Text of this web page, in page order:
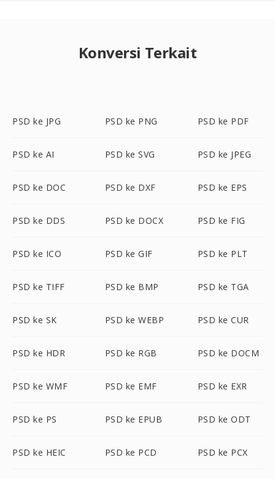
Konversi Terkait
PSD ke JPG PSD ke PNG PSD ke PDF
PSD ke AI PSD ke SVG PSD ke JPEG
PSD ke DOC PSD ke DXF PSD ke EPS
PSD ke DDS PSD ke DOCX PSD ke FIG
PSD ke ICO PSD ke GIF PSD ke PLT
PSD ke TIFF PSD ke BMP PSD ke TGA
PSD ke SK PSD ke WEBP PSD ke CUR
PSD ke HDR PSD ke RGB PSD ke DOCM
PSD ke WMF PSD ke EMF PSD ke EXR
PSD ke PS PSD ke EPUB PSD ke ODT
PSD ke HEIC PSD ke PCD PSD ke PCX